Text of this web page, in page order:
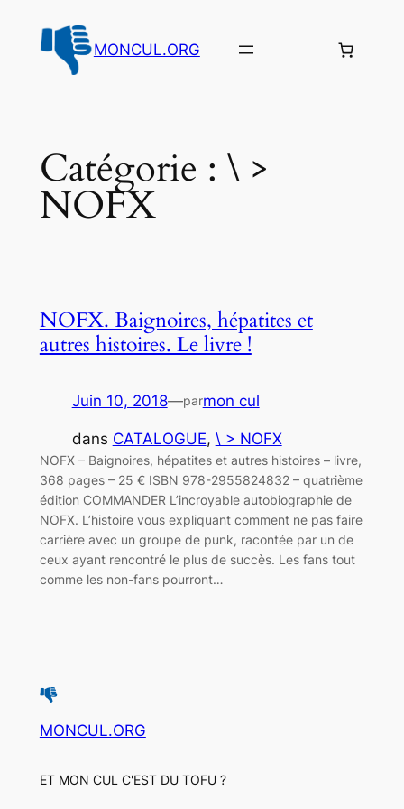
contenu
MONCUL.ORG
Catégorie : \ >
NOFX
NOFX. Baignoires, hépatites et
autres histoires. Le livre !
Juin 10, 2018—parmon cul
dans CATALOGUE, \ > NOFX
NOFX – Baignoires, hépatites et autres histoires – livre,
368 pages – 25 € ISBN 978-2955824832 – quatrième
édition COMMANDER L’incroyable autobiographie de
NOFX. L’histoire vous expliquant comment ne pas faire
carrière avec un groupe de punk, racontée par un de
ceux ayant rencontré le plus de succès. Les fans tout
comme les non-fans pourront…
MONCUL.ORG
ET MON CUL C'EST DU TOFU ?